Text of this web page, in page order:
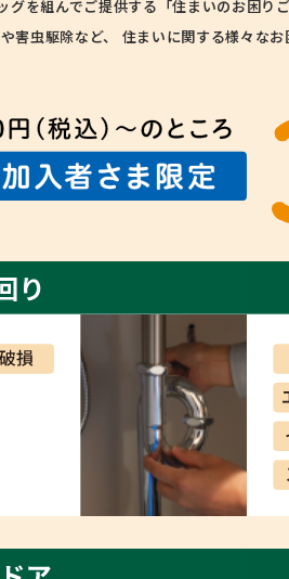
グを組んでご提供する「住まいのお困
害虫駆除など、 住まいに関する様々なお